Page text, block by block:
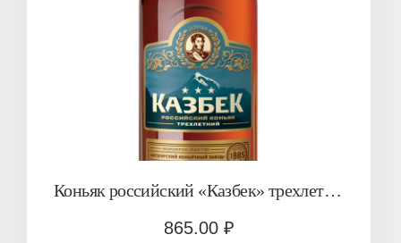
Коньяк российский «Казбек» трехлетний
865.00 ₽